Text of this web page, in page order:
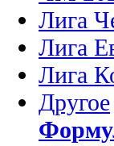
Лига
Лига
Лига
Другое